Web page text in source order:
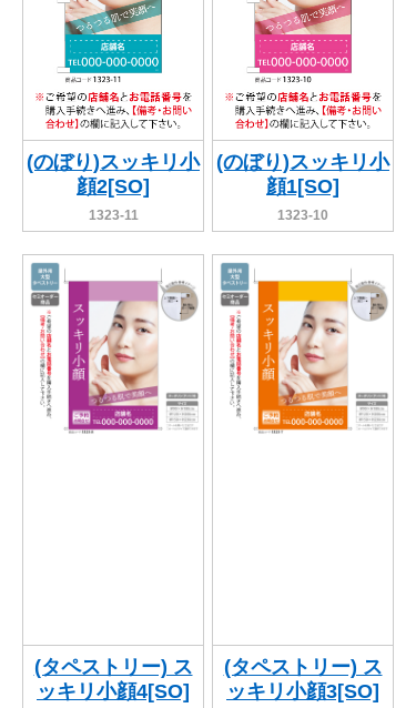
(のぼり)スッキリ小
顔2[SO]
1323-11
(のぼり)スッキリ小
顔1[SO]
1323-10
(タペストリー) ス
ッキリ小顔4[SO]
(タペストリー) ス
ッキリ小顔3[SO]